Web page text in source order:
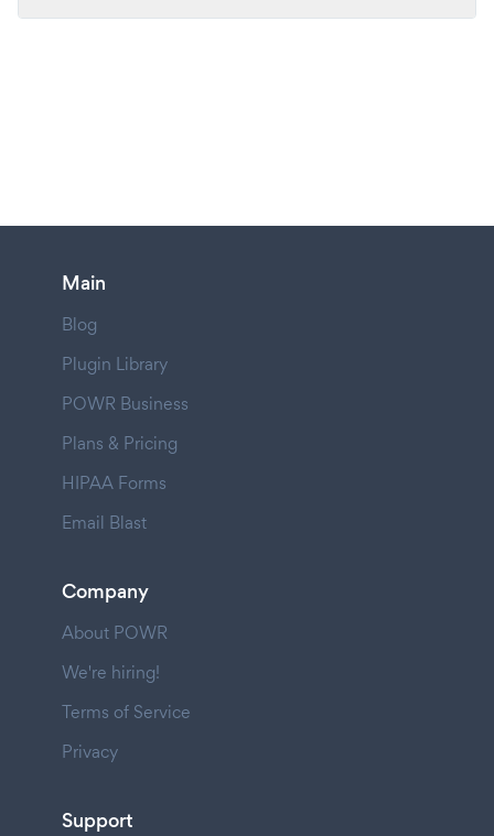
Main
Blog
Plugin Library
POWR Business
Plans & Pricing
HIPAA Forms
Email Blast
Company
About POWR
We're hiring!
Terms of Service
Privacy
Support